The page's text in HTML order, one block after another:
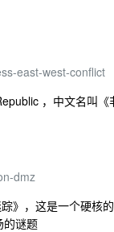
east-west-conflict
，中文名叫《
dmz
》，这是一个硬核
的谜题